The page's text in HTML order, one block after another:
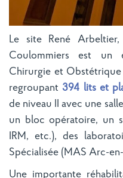
Le site René
Coulommiers est un
Chirurgie et
regroupant 394 lits et
de niveau II avec une
un bloc opératoire, un
IRM, etc.), des
Spécialisée (MAS Arc-
Une importante